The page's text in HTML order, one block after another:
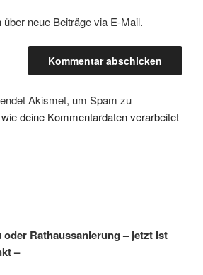
neue Beiträge via E-Mail.
Akismet, um Spam zu
deine Kommentardaten verarbeitet
oder Rathaussanierung – jetzt ist
–